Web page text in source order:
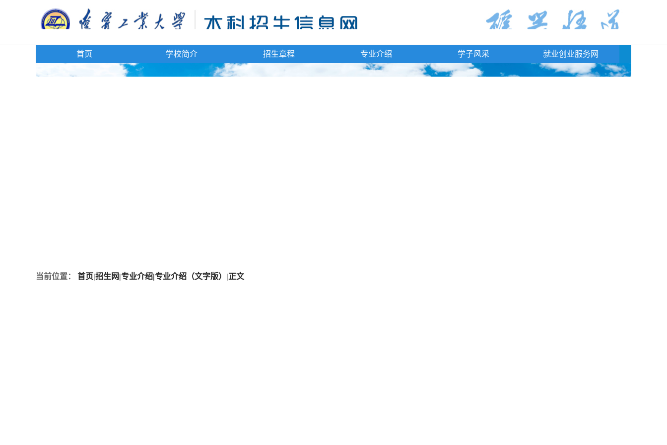
首页 学校简介 招生章程 专业介绍 学子风采 就业创业服务网
当前位置： 首页|招生网|专业介绍|专业介绍（文字版） |正文